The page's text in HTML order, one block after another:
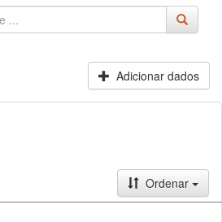
Adicionar dados
Ordenar